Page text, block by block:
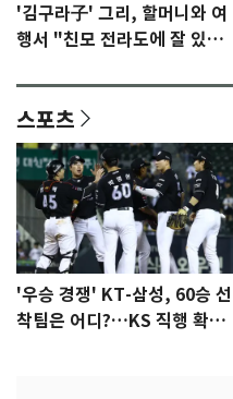
'김구라子' 그리, 할머니와 여
행서 "친모 전라도에 잘 있
스포츠
'우승 경쟁' KT-삼성, 60승 선
착팀은 어디?…KS 직행 확률